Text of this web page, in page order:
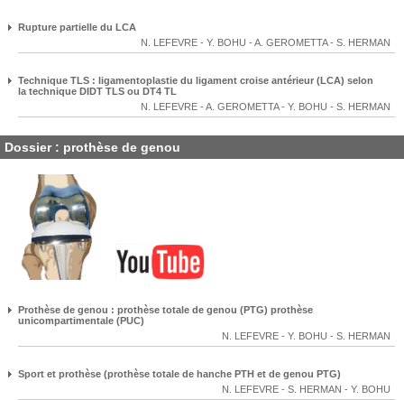
Rupture partielle du LCA
N. LEFEVRE - Y. BOHU - A. GEROMETTA- S. HERMAN
Technique TLS : ligamentoplastie du ligament croise antérieur (LCA) selon
la technique DIDT TLS ou DT4 TL
N. LEFEVRE - A. GEROMETTA- Y. BOHU - S. HERMAN
Dossier : prothèse de genou
Prothèse de genou : prothèse totale de genou (PTG) prothèse
unicompartimentale (PUC)
N. LEFEVRE - Y. BOHU - S. HERMAN
Sport et prothèse (prothèse totale de hanche PTH et de genou PTG)
N. LEFEVRE - S. HERMAN - Y. BOHU